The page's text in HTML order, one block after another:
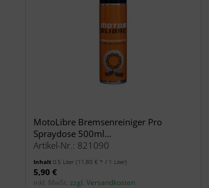
MotoLibre Bremsenreiniger Pro
Spraydose 500ml...
Artikel-Nr.: 821090
Inhalt 0.5 Liter (11,80 € * / 1 Liter)
5,90 €
inkl. MwSt. zzgl. Versandkosten